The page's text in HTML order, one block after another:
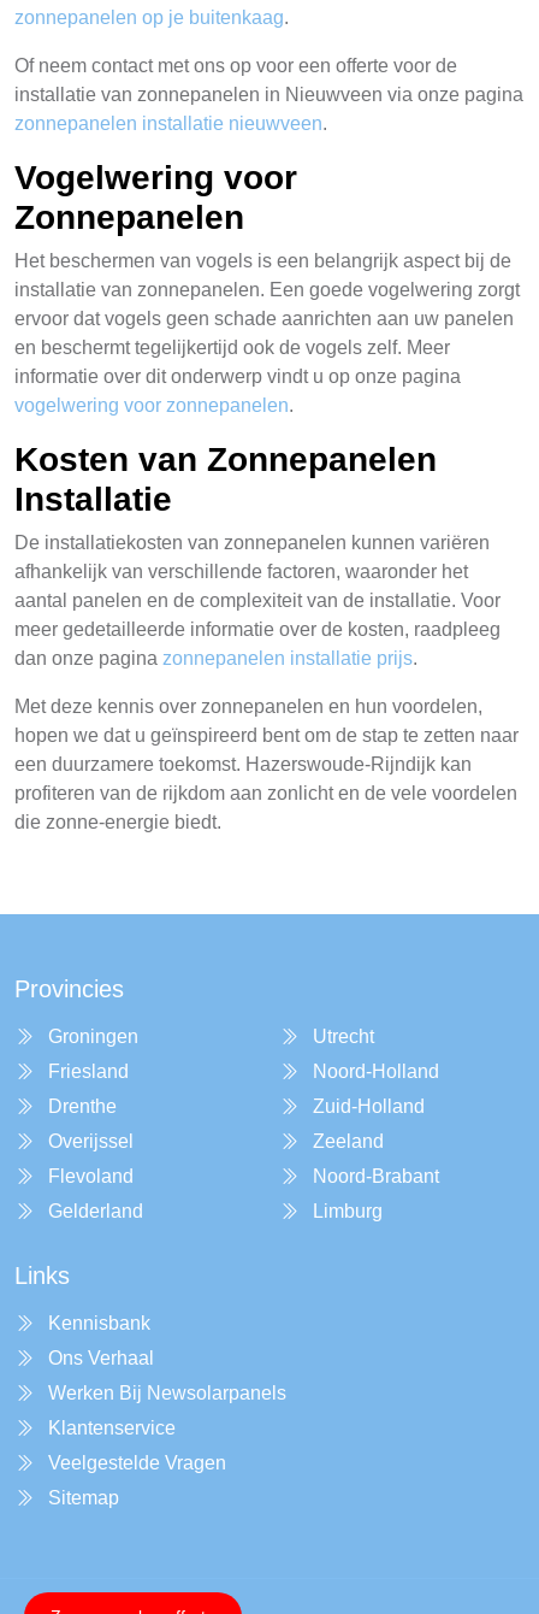
zonnepanelen op je buitenkaag.
Of neem contact met ons op voor een offerte voor de
installatie van zonnepanelen in Nieuwveen via onze pagina
zonnepanelen installatie nieuwveen.
Vogelwering voor
Zonnepanelen
Het beschermen van vogels is een belangrijk aspect bij de
installatie van zonnepanelen. Een goede vogelwering zorgt
ervoor dat vogels geen schade aanrichten aan uw panelen
en beschermt tegelijkertijd ook de vogels zelf. Meer
informatie over dit onderwerp vindt u op onze pagina
vogelwering voor zonnepanelen.
Kosten van Zonnepanelen
Installatie
De installatiekosten van zonnepanelen kunnen variëren
afhankelijk van verschillende factoren, waaronder het
aantal panelen en de complexiteit van de installatie. Voor
meer gedetailleerde informatie over de kosten, raadpleeg
dan onze pagina zonnepanelen installatie prijs.
Met deze kennis over zonnepanelen en hun voordelen,
hopen we dat u geïnspireerd bent om de stap te zetten naar
een duurzamere toekomst. Hazerswoude-Rijndijk kan
profiteren van de rijkdom aan zonlicht en de vele voordelen
die zonne-energie biedt.
Provincies
Groningen
Friesland
Drenthe
Overijssel
Flevoland
Gelderland
Utrecht
Noord-Holland
Zuid-Holland
Zeeland
Noord-Brabant
Limburg
Links
Kennisbank
Ons Verhaal
Werken Bij Newsolarpanels
Klantenservice
Veelgestelde Vragen
Sitemap